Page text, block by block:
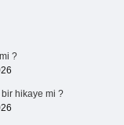
?
hikaye mi ?